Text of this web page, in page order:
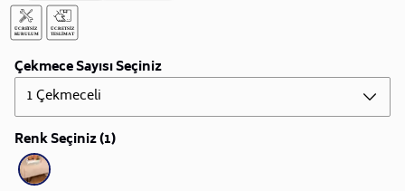
Çekmece Sayısı Seçiniz
1 Çekmeceli
Renk Seçiniz (1)